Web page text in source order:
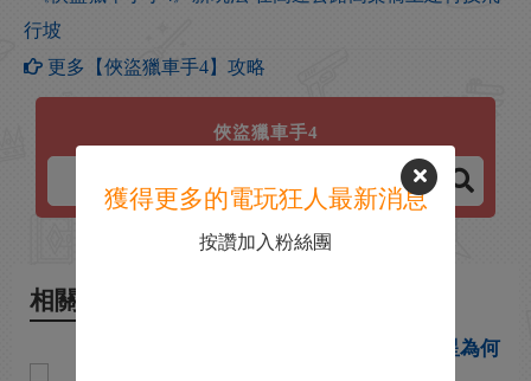
行坡
更多【俠盜獵車手4】攻略
俠盜獵車手4
相關新聞
《GTA4》羅曼配音演員不解R星為何
獲得更多的電玩狂人最新消息
按讚加入粉絲團